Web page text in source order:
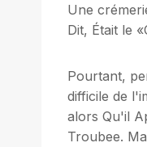
Une
Dit, Était le
Pourtant,
difficile de
alors Qu'il
Troubee.